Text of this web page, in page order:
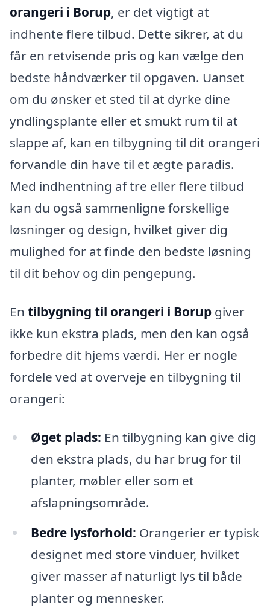
orangeri i Borup, er det vigtigt at
indhente flere tilbud. Dette sikrer, at du
får en retvisende pris og kan vælge den
bedste håndværker til opgaven. Uanset
om du ønsker et sted til at dyrke dine
yndlingsplante eller et smukt rum til at
slappe af, kan en tilbygning til dit orangeri
forvandle din have til et ægte paradis.
Med indhentning af tre eller flere tilbud
kan du også sammenligne forskellige
løsninger og design, hvilket giver dig
mulighed for at finde den bedste løsning
til dit behov og din pengepung.
En tilbygning til orangeri i Borup giver
ikke kun ekstra plads, men den kan også
forbedre dit hjems værdi. Her er nogle
fordele ved at overveje en tilbygning til
orangeri:
Øget plads: En tilbygning kan give dig
den ekstra plads, du har brug for til
planter, møbler eller som et
afslapningsområde.
Bedre lysforhold: Orangerier er typisk
designet med store vinduer, hvilket
giver masser af naturligt lys til både
planter og mennesker.